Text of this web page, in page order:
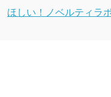
ほしい！ノベルティラ